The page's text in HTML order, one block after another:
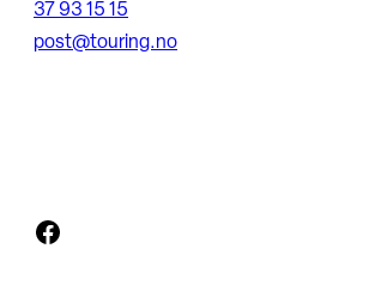
37 93 15 15
post@touring.no
Facebook